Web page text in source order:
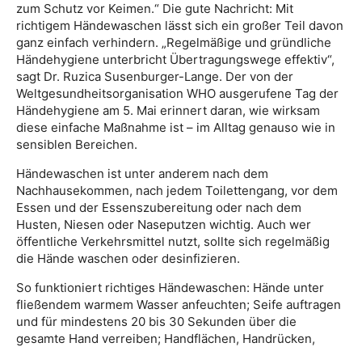
zum Schutz vor Keimen.“ Die gute Nachricht: Mit
richtigem Händewaschen lässt sich ein großer Teil davon
ganz einfach verhindern. „Regelmäßige und gründliche
Händehygiene unterbricht Übertragungswege effektiv“,
sagt Dr. Ruzica Susenburger-Lange. Der von der
Weltgesundheitsorganisation WHO ausgerufene Tag der
Händehygiene am 5. Mai erinnert daran, wie wirksam
diese einfache Maßnahme ist – im Alltag genauso wie in
sensiblen Bereichen.
Händewaschen ist unter anderem nach dem
Nachhausekommen, nach jedem Toilettengang, vor dem
Essen und der Essenszubereitung oder nach dem
Husten, Niesen oder Naseputzen wichtig. Auch wer
öffentliche Verkehrsmittel nutzt, sollte sich regelmäßig
die Hände waschen oder desinfizieren.
So funktioniert richtiges Händewaschen: Hände unter
fließendem warmem Wasser anfeuchten; Seife auftragen
und für mindestens 20 bis 30 Sekunden über die
gesamte Hand verreiben; Handflächen, Handrücken,